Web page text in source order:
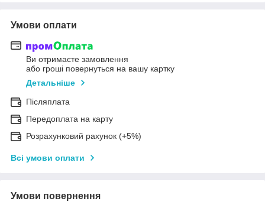
Умови оплати
Ви отримаєте замовлення
або гроші повернуться на вашу картку
Детальніше
Післяплата
Передоплата на карту
Розрахунковий рахунок (+5%)
Всі умови оплати
Умови повернення